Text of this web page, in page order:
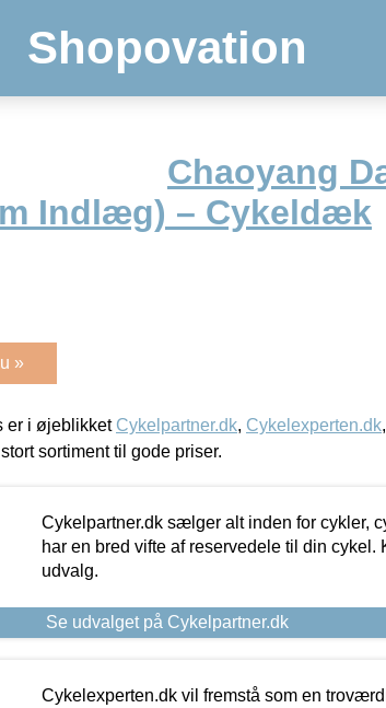
Shopovation
Chaoyang
Indlæg) – Cykeldæk
»
er i øjeblikket Cykelpartner.dk, Cykelexperten.dk,
sortiment til gode priser.
Cykelpartner.dk sælger alt inden for cykler,
har en bred vifte af reservedele til din cykel.
udvalg.
Se udvalget på Cykelpartner.dk
Cykelexperten.dk vil fremstå som en